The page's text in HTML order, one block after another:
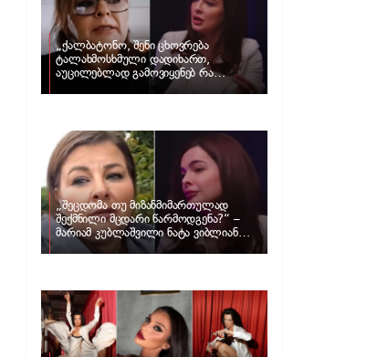
„ქალბატონო, შენი ცხოვრება
ტალახმოსხმული დადიხართ,
აუცილებლად გამოვიყენებ რა
ინფორმაციაც მაქვს“… – რა
„შეცდომა თუ მიზანმიმართულად
შექმნილი მცდარი წარმოდგენა?“ –
მარიამ კუბლაშვილი ნატა ვიბლიანის
საქმეზე ვიდეომიმართვას ავრცელებს